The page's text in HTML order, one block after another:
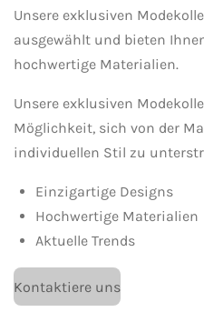
Unsere exklusiven
ausgewählt und bieten
hochwertige Materialien.
Unsere exklusiven
Möglichkeit, sich von der
individuellen Stil zu
Einzigartige Designs
Hochwertige Materialien
Aktuelle Trends
Kontaktiere uns